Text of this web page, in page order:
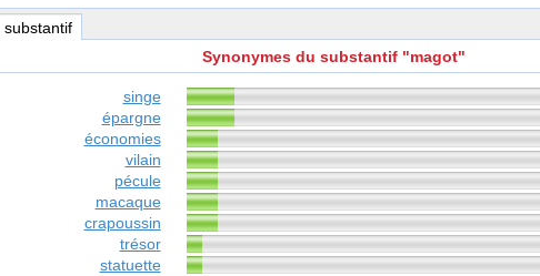
, substantif
Synonymes du substantif "magot"
singe
épargne
économies
vilain
pécule
macaque
crapoussin
trésor
statuette